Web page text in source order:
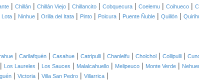
| Chillán | Chillán Viejo | Chillancito | Cobquecura | Coelemu | Coihueco |
Lota | Ninhue | Orilla del Itata | Pinto | Polcura | Puente Ñuble | Quillón |
| Carilafquén | Casahue | Catripulli | Chanlelfu | Cholchol | Collipulli |
| Los Laureles | Los Sauces | Malalcahuello | Melipeuco | Monte Verde |
| Victoria | Villa San Pedro | Villarrica |